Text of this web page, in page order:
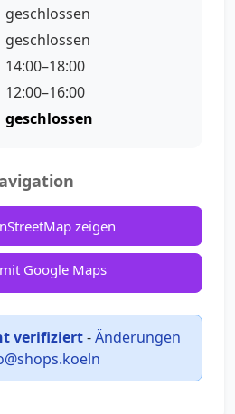
geschlossen
geschlossen
14:00–18:00
12:00–16:00
geschlossen
zeigen
Google Maps
verifiziert-Änderungen